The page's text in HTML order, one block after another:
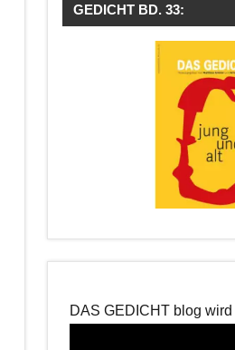
GEDICHT BD. 33:
DAS GEDICHT blog